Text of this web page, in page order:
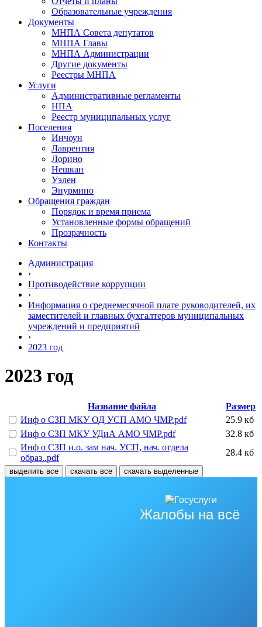
Образовательные учреждения
Документы
МНПА Совета депутатов
МНПА Главы
МНПА Администрации
Другие документы
Реестры МНПА
Услуги
Административные регламенты
НПА
Реестр муниципальных услуг
Поселения
Инчоун
Лаврентия
Лорино
Нешкан
Уэлен
Энурмино
Обращения граждан
Порядок и время приема
Установленные формы обращений
Прозрачность
Контакты
Администрация
›
Противодействие коррупции
›
Информация о среднемесячной плате руководителей, их
заместителей и главных бухгалтеров муниципальных
учреждений и предприятий
›
2023 год
2023 год
Название файла
Размер
Инф о СЗП МКУ ОД УСП АМО ЧМР.pdf
25.9 кб
Инф о СЗП МКУ УДиА АМО ЧМР.pdf
32.8 кб
Инф о СЗП и.о. зам нач. УСП, нач. отдела
образ..pdf
28.4 кб
выделить все скачать все скачать выделенные
Жалобы на всё